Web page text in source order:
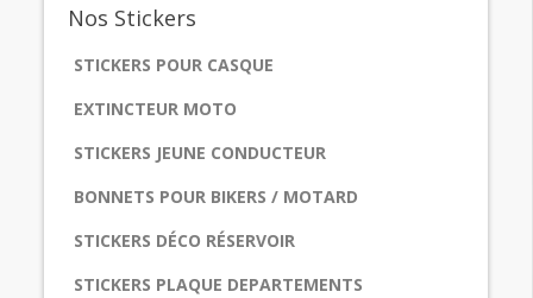
Nos Stickers
STICKERS POUR CASQUE
EXTINCTEUR MOTO
STICKERS JEUNE CONDUCTEUR
BONNETS POUR BIKERS / MOTARD
STICKERS DÉCO RÉSERVOIR
STICKERS PLAQUE DEPARTEMENTS